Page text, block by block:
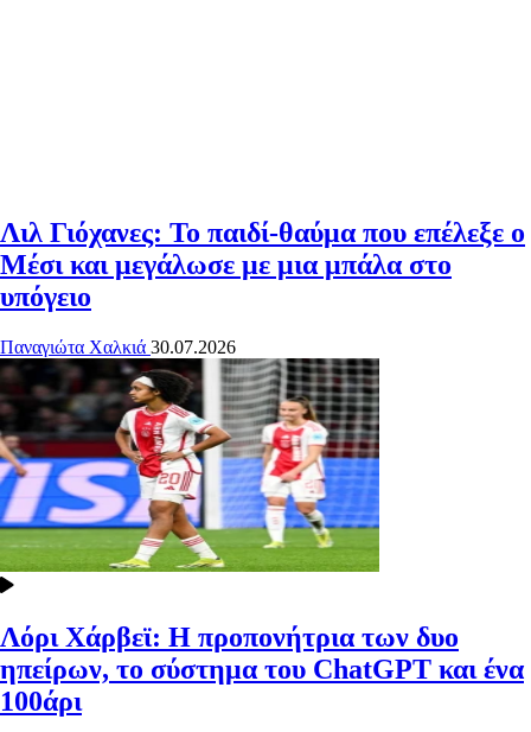
Λιλ Γιόχανες: Το παιδί-θαύμα που επέλεξε ο
Μέσι και μεγάλωσε με μια μπάλα στο
υπόγειο
Παναγιώτα Χαλκιά 30.07.2026
Λόρι Χάρβεϊ: Η προπονήτρια των δυο
ηπείρων, το σύστημα του ChatGPT και ένα
100άρι